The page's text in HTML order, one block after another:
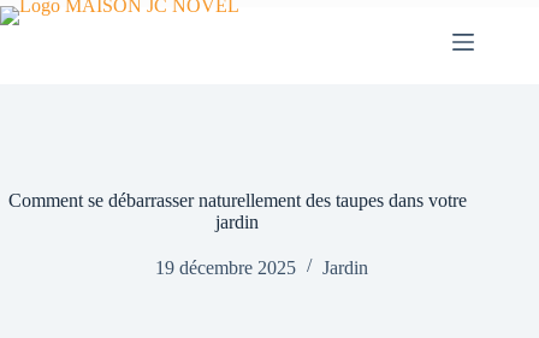
Passer
au
Comment se débarrasser naturellement des taupes dans votre
jardin
19 décembre 2025 Jardin